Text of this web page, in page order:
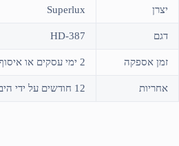
יצרן Superlux
דגם HD-387
זמן אספקה 2 ימי עסקים או איסוף עצמי
אחריות 12 חודשים על ידי היבואן "ארט-סטודיו"